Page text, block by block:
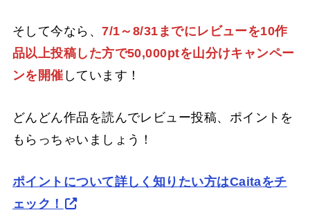
そして今なら、7/1～8/31までにレビューを10作
品以上投稿した方で50,000ptを山分けキャンペー
ンを開催 しています！
どんどん作品を読んでレビュー投稿、ポイントを
もらっちゃいましょう！
ポイントについて詳しく知りたい方はCaitaをチ
ェック！